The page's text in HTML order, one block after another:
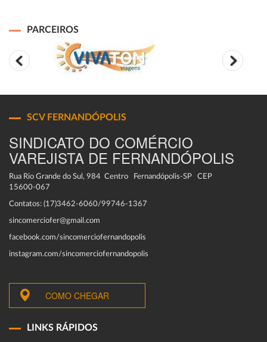
PARCEIROS
SCV FERNANDÓPOLIS
SINDICATO DO COMÉRCIO
VAREJISTA DE FERNANDÓPOLIS
Rua Rio Grande do Sul, 984 Centro Fernandópolis-SP CEP
15600-067
Contatos: (17)3462-6060/99746-1367
sincomerciofer@gmail.com
facebook.com/sincomerciofernandopolis
instagram.com/sincomerciofernandopolis
COMO CHEGAR
LINKS RÁPIDOS